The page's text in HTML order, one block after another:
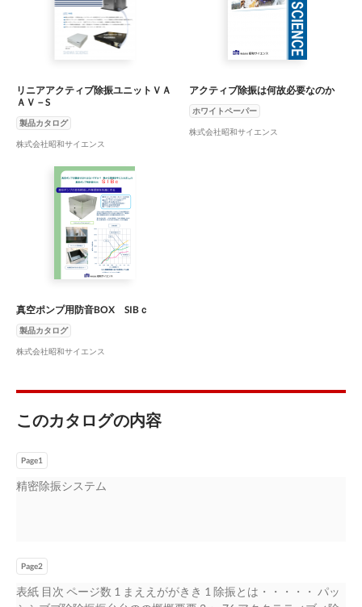
リニアアクティブ除振ユニットＶＡ
ＡＶ－S
製品カタログ
株式会社昭和サイエンス
アクティブ除振は何故必要なのか
ホワイトペーパー
株式会社昭和サイエンス
真空ポンプ用防音BOX SIBｃ
製品カタログ
株式会社昭和サイエンス
このカタログの内容
Page1
精密除振システム
Page2
表紙 目次 ページ数 1 まええががきき 1 除振とは・・・・・ パッ